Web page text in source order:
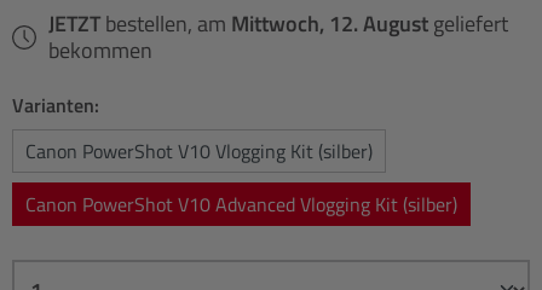
JETZTbestellen, am Mittwoch, 12. Augustgeliefert
bekommen
Varianten:
Canon PowerShot V10 Vlogging Kit (silber)
Canon PowerShot V10 Advanced Vlogging Kit (silber)